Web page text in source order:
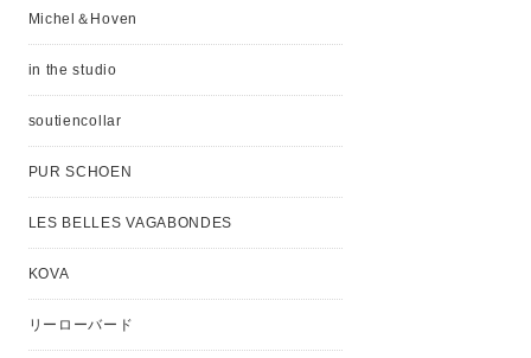
Michel＆Hoven
in the studio
soutiencollar
PUR SCHOEN
LES BELLES VAGABONDES
KOVA
リーローバード